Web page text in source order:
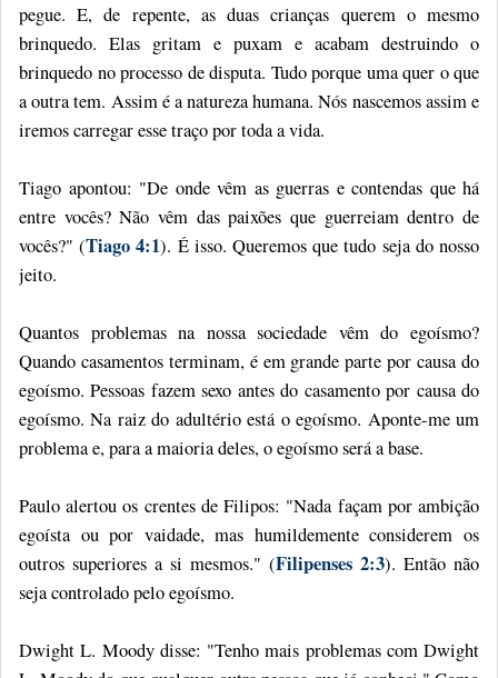
pegue. E, de repente, as duas crianças querem o mesmo
brinquedo. Elas gritam e puxam e acabam destruindo o
brinquedo no processo de disputa. Tudo porque uma quer o que
a outra tem. Assim é a natureza humana. Nós nascemos assim e
iremos carregar esse traço por toda a vida.
Tiago apontou: "De onde vêm as guerras e contendas que há
entre vocês? Não vêm das paixões que guerreiam dentro de
vocês?" (Tiago 4:1). É isso. Queremos que tudo seja do nosso
jeito.
Quantos problemas na nossa sociedade vêm do egoísmo?
Quando casamentos terminam, é em grande parte por causa do
egoísmo. Pessoas fazem sexo antes do casamento por causa do
egoísmo. Na raiz do adultério está o egoísmo. Aponte-me um
problema e, para a maioria deles, o egoísmo será a base.
Paulo alertou os crentes de Filipos: "Nada façam por ambição
egoísta ou por vaidade, mas humildemente considerem os
outros superiores a si mesmos." (Filipenses 2:3). Então não
seja controlado pelo egoísmo.
Dwight L. Moody disse: "Tenho mais problemas com Dwight